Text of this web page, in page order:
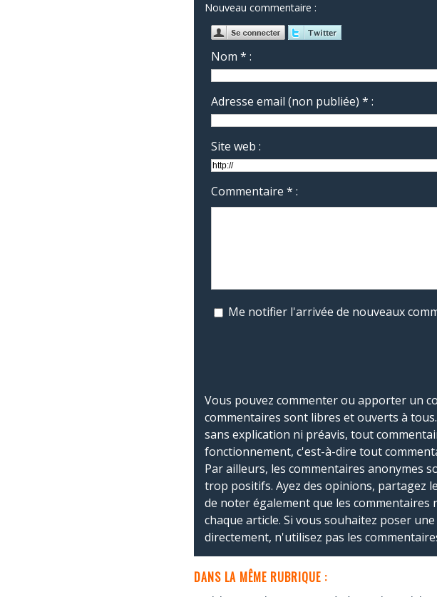
Nouveau commentaire :
Nom * :
Adresse email (non publiée) * :
Site web :
Commentaire * :
Me notifier l'arrivée de nouveaux
Vous pouvez commenter ou apporter un
commentaires sont libres et ouverts à
sans explication ni préavis, tout
fonctionnement, c'est-à-dire tout
Par ailleurs, les commentaires anonymes
trop positifs. Ayez des opinions, partagez
de noter également que les
chaque article. Si vous souhaitez poser
directement, n'utilisez pas les
DANS LA MÊME RUBRIQUE :